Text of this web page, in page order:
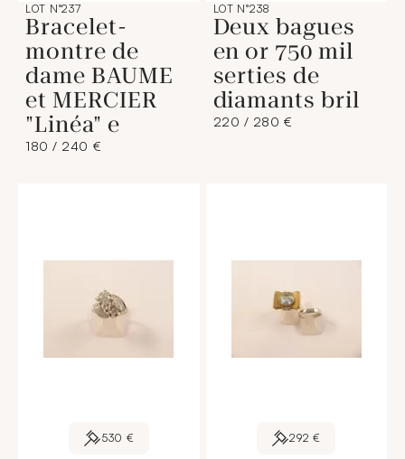
LOT N°237
Bracelet-
montre de
dame BAUME
et MERCIER
"Linéa" e
180 / 240 €
LOT N°238
Deux bagues
en or 750 mil
serties de
diamants bril
220 / 280 €
530 € 292 €